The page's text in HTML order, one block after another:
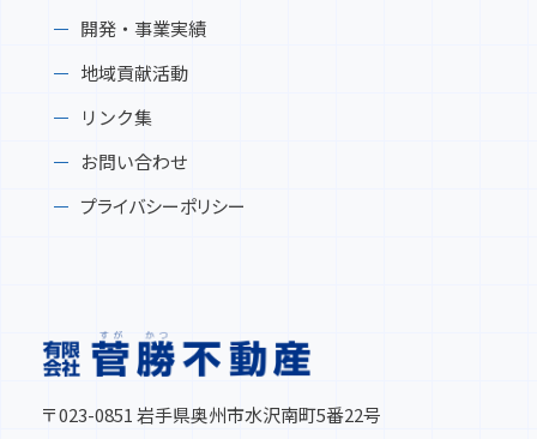
開発・事業実績
地域貢献活動
リンク集
お問い合わせ
プライバシーポリシー
〒023-0851 岩手県奥州市水沢南町5番22号